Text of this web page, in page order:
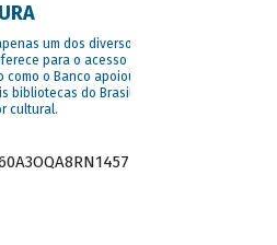
um dos diversos
para o acesso à
o Banco apoiou
bibliotecas do Brasil e
cultural.